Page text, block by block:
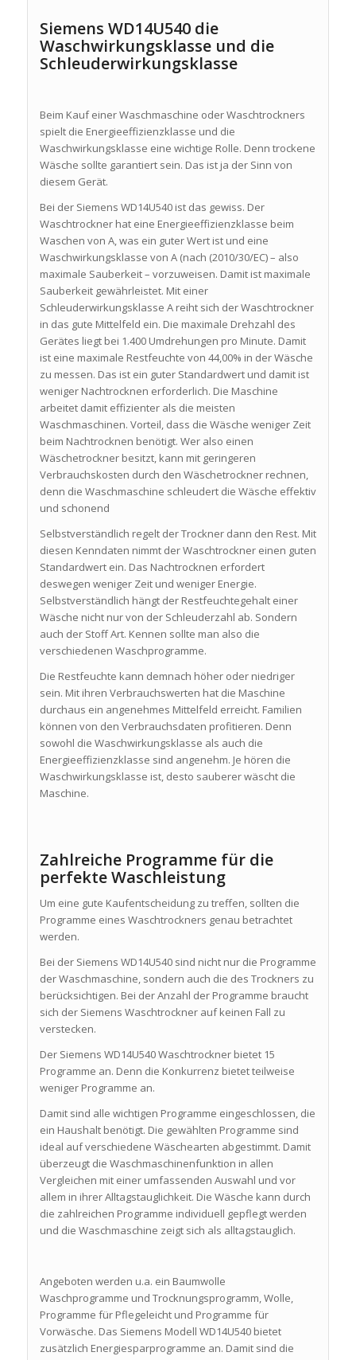
Siemens WD14U540 die
Waschwirkungsklasse und die
Schleuderwirkungsklasse
Beim Kauf einer Waschmaschine oder Waschtrockners
spielt die Energieeffizienzklasse und die
Waschwirkungsklasse eine wichtige Rolle. Denn trockene
Wäsche sollte garantiert sein. Das ist ja der Sinn von
diesem Gerät.
Bei der Siemens WD14U540 ist das gewiss. Der
Waschtrockner hat eine Energieeffizienzklasse beim
Waschen von A, was ein guter Wert ist und eine
Waschwirkungsklasse von A (nach (2010/30/EC) – also
maximale Sauberkeit – vorzuweisen. Damit ist maximale
Sauberkeit gewährleistet. Mit einer
Schleuderwirkungsklasse A reiht sich der Waschtrockner
in das gute Mittelfeld ein. Die maximale Drehzahl des
Gerätes liegt bei 1.400 Umdrehungen pro Minute. Damit
ist eine maximale Restfeuchte von 44,00% in der Wäsche
zu messen. Das ist ein guter Standardwert und damit ist
weniger Nachtrocknen erforderlich. Die Maschine
arbeitet damit effizienter als die meisten
Waschmaschinen. Vorteil, dass die Wäsche weniger Zeit
beim Nachtrocknen benötigt. Wer also einen
Wäschetrockner besitzt, kann mit geringeren
Verbrauchskosten durch den Wäschetrockner rechnen,
denn die Waschmaschine schleudert die Wäsche effektiv
und schonend
Selbstverständlich regelt der Trockner dann den Rest. Mit
diesen Kenndaten nimmt der Waschtrockner einen guten
Standardwert ein. Das Nachtrocknen erfordert
deswegen weniger Zeit und weniger Energie.
Selbstverständlich hängt der Restfeuchtegehalt einer
Wäsche nicht nur von der Schleuderzahl ab. Sondern
auch der Stoff Art. Kennen sollte man also die
verschiedenen Waschprogramme.
Die Restfeuchte kann demnach höher oder niedriger
sein. Mit ihren Verbrauchswerten hat die Maschine
durchaus ein angenehmes Mittelfeld erreicht. Familien
können von den Verbrauchsdaten profitieren. Denn
sowohl die Waschwirkungsklasse als auch die
Energieeffizienzklasse sind angenehm. Je hören die
Waschwirkungsklasse ist, desto sauberer wäscht die
Maschine.
Zahlreiche Programme für die
perfekte Waschleistung
Um eine gute Kaufentscheidung zu treffen, sollten die
Programme eines Waschtrockners genau betrachtet
werden.
Bei der Siemens WD14U540 sind nicht nur die Programme
der Waschmaschine, sondern auch die des Trockners zu
berücksichtigen. Bei der Anzahl der Programme braucht
sich der Siemens Waschtrockner auf keinen Fall zu
verstecken.
Der Siemens WD14U540 Waschtrockner bietet 15
Programme an. Denn die Konkurrenz bietet teilweise
weniger Programme an.
Damit sind alle wichtigen Programme eingeschlossen, die
ein Haushalt benötigt. Die gewählten Programme sind
ideal auf verschiedene Wäschearten abgestimmt. Damit
überzeugt die Waschmaschinenfunktion in allen
Vergleichen mit einer umfassenden Auswahl und vor
allem in ihrer Alltagstauglichkeit. Die Wäsche kann durch
die zahlreichen Programme individuell gepflegt werden
und die Waschmaschine zeigt sich als alltagstauglich.
Angeboten werden u.a. ein Baumwolle
Waschprogramme und Trocknungsprogramm, Wolle,
Programme für Pflegeleicht und Programme für
Vorwäsche. Das Siemens Modell WD14U540 bietet
zusätzlich Energiesparprogramme an. Damit sind die